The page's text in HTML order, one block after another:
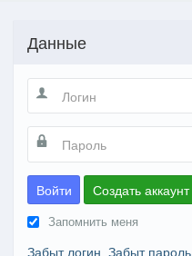
Данные
Войти Создать аккаунт
Запомнить меня
Забыт логин Забыт пароль